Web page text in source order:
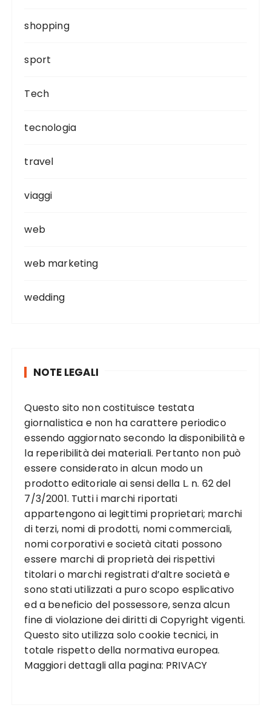
shopping
sport
Tech
tecnologia
travel
viaggi
web
web marketing
wedding
NOTE LEGALI
Questo sito non costituisce testata
giornalistica e non ha carattere periodico
essendo aggiornato secondo la disponibilità e
la reperibilità dei materiali. Pertanto non può
essere considerato in alcun modo un
prodotto editoriale ai sensi della L. n. 62 del
7/3/2001. Tutti i marchi riportati
appartengono ai legittimi proprietari; marchi
di terzi, nomi di prodotti, nomi commerciali,
nomi corporativi e società citati possono
essere marchi di proprietà dei rispettivi
titolari o marchi registrati d’altre società e
sono stati utilizzati a puro scopo esplicativo
ed a beneficio del possessore, senza alcun
fine di violazione dei diritti di Copyright vigenti.
Questo sito utilizza solo cookie tecnici, in
totale rispetto della normativa europea.
Maggiori dettagli alla pagina: PRIVACY